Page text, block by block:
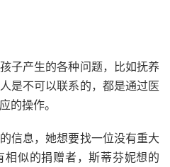
子产生的各种问题，比如抚养
是不可以联系的，都是通过医
的操作。
信息，她想要找一位没有重大
似的捐赠者，斯蒂芬妮想的